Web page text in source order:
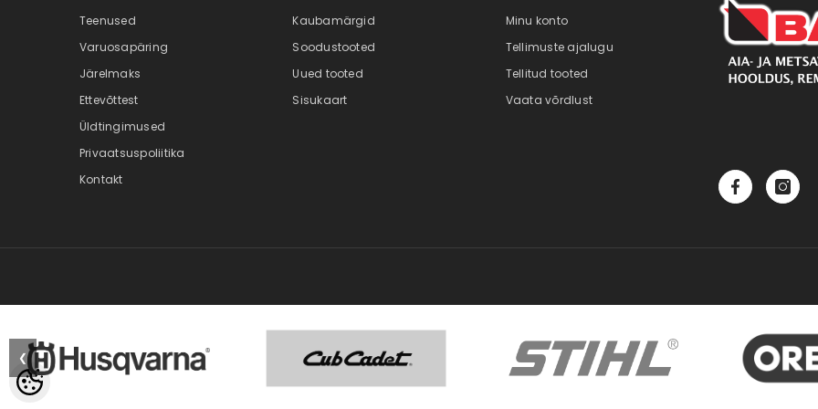
Teenused
Varuosapäring
Järelmaks
Ettevõttest
Üldtingimused
Privaatsuspoliitika
Kontakt
Kaubamärgid
Soodustooted
Uued tooted
Sisukaart
Minu konto
Tellimuste ajalugu
Tellitud tooted
Vaata võrdlust
❮